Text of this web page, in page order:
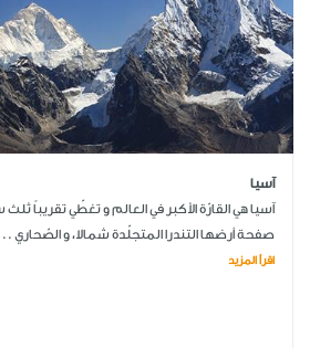
آسيا
آسيا هي القارّة الأكبر في العالم و تغطّي تقريباً
صفحة أرضها التندرا المتجلّدة شمالا، و الصّحاري
اقرأ المزيد